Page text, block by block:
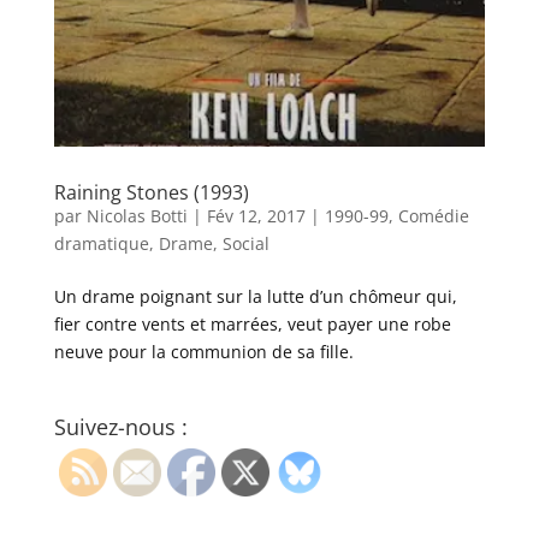
Raining Stones (1993)
par Nicolas Botti | Fév 12, 2017| 1990-99, Comédie
dramatique, Drame, Social
Un drame poignant sur la lutte d’un chômeur qui,
fier contre vents et marrées, veut payer une robe
neuve pour la communion de sa fille.
Suivez-nous :